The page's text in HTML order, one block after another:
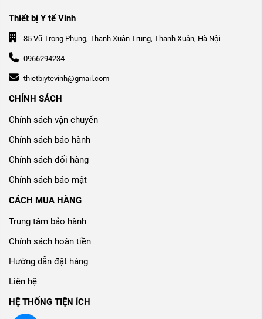
Thiết bị Y tế Vinh
85 Vũ Trọng Phụng, Thanh Xuân Trung, Thanh Xuân, Hà Nội
0966294234
thietbiytevinh@gmail.com
CHÍNH SÁCH
Chính sách vận chuyển
Chính sách bảo hành
Chính sách đổi hàng
Chính sách bảo mật
CÁCH MUA HÀNG
Trung tâm bảo hành
Chính sách hoàn tiền
Hướng dẫn đặt hàng
Liên hệ
HỆ THỐNG TIỆN ÍCH